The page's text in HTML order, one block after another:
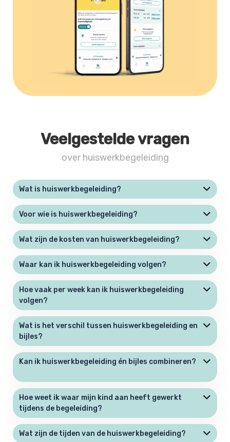
Veelgestelde vragen
over huiswerkbegeleiding
Wat is huiswerkbegeleiding?
Voor wie is huiswerkbegeleiding?
Wat zijn de kosten van huiswerkbegeleiding?
Waar kan ik huiswerkbegeleiding volgen?
Hoe vaak per week kan ik huiswerkbegeleiding
volgen?
Wat is het verschil tussen huiswerkbegeleiding en
bijles?
Kan ik huiswerkbegeleiding én bijles combineren?
Hoe weet ik waar mijn kind aan heeft gewerkt
tijdens de begeleiding?
Wat zijn de tijden van de huiswerkbegeleiding?